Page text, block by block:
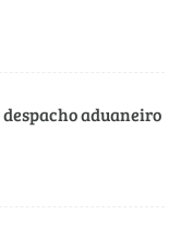
aduaneiro